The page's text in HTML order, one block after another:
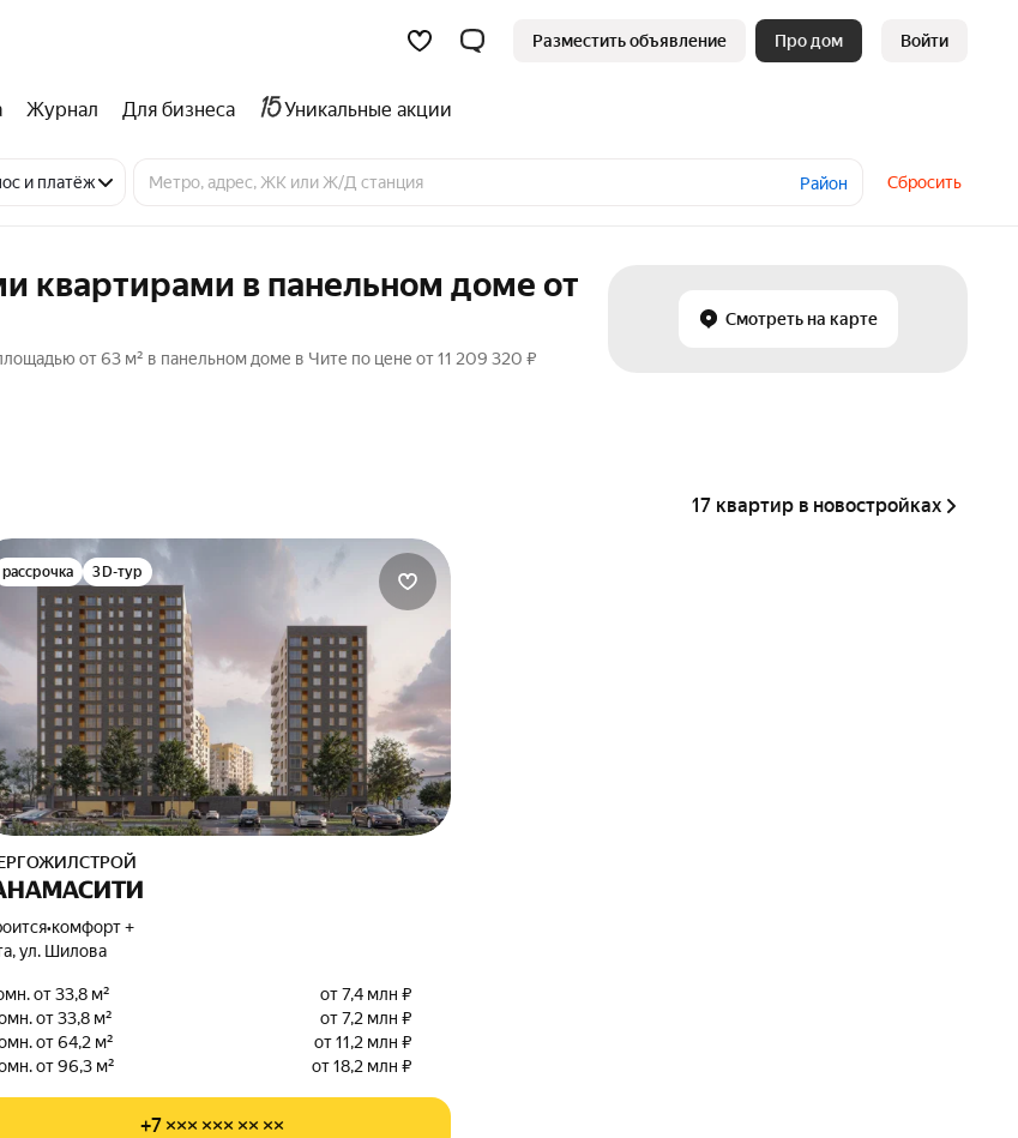
Разместить объявление Про дом Войти
Журнал Для бизнеса Уникальные акции
и платёж Район Сбросить
квартирами в панельном доме от
от 63 м² в панельном доме в Чите по цене от 11 209 320 ₽
Смотреть на карте
17 квартир в новостройках
рассрочка 3D-тур
•комфорт +
ул. Шилова
от 33,8 м²
от 7,4 млн ₽
от 33,8 м²
от 7,2 млн ₽
от 64,2 м²
от 11,2 млн ₽
от 96,3 м²
от 18,2 млн ₽
+7 ××× ××× ×× ××